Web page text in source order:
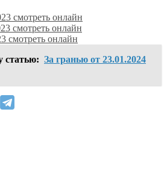
смотреть онлайн
смотреть онлайн
смотреть онлайн
статью: За гранью от 23.01.2024